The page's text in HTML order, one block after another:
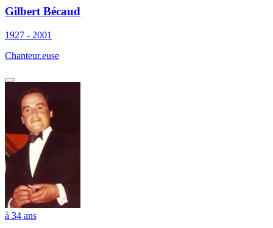
Gilbert Bécaud
1927 - 2001
Chanteur.euse
à 34 ans